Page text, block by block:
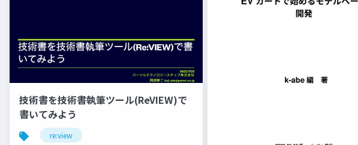
技術書を技術書執筆ツール(ReVIEW)で
書いてみよう
re:view